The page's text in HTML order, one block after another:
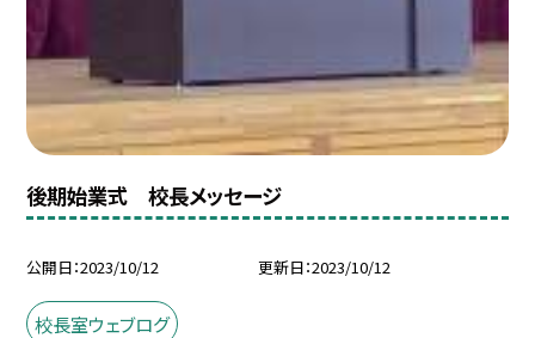
後期始業式 校長メッセージ
公開日 2023/10/12 更新日 2023/10/12
校長室ウェブログ